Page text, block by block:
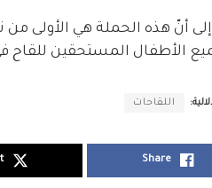
أنّ هذه الحملة هي الأولى
الأطفال المستحقين للقاح في
اللقاحات
Share